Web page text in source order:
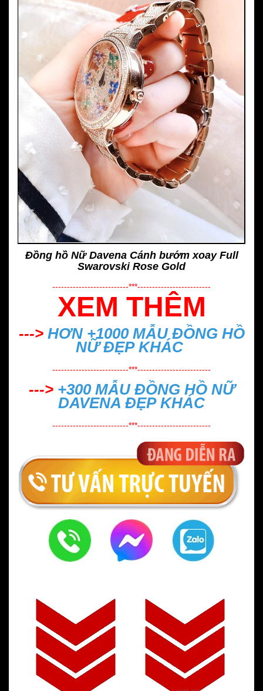
Đồng hồ Nữ Davena Cánh bướm xoay Full
Swarovski Rose Gold
--------------------------***-------------------------
XEM THÊM
--->HƠN +1000 MẪUĐỒNG HỒ
NỮ ĐẸPKHÁC
--------------------------***-------------------------
--->+300 MẪU ĐỒNG HỒ NỮ
DAVENA ĐẸPKHÁC
--------------------------***-------------------------